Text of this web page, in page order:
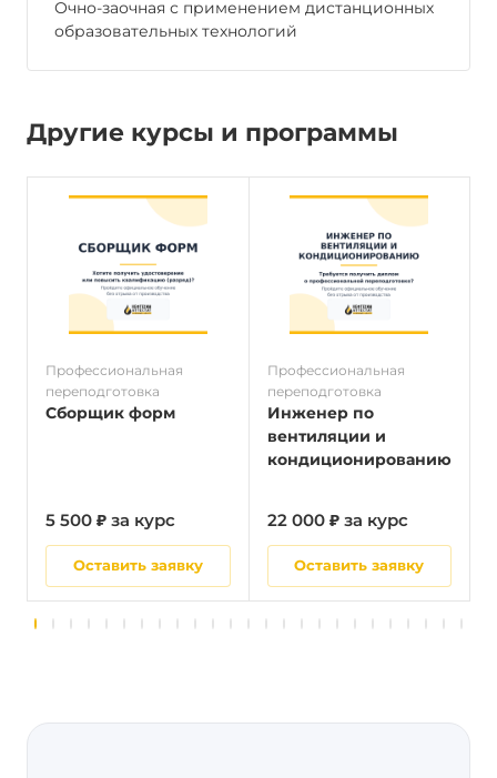
Очно-заочная с применением дистанционных
образовательных технологий
Другие курсы и программы
Профессиональная
переподготовка
Сборщик форм
5 500 ₽ за курс
Оставить заявку
Профессиональная
переподготовка
Инженер по
вентиляции и
кондиционированию
22 000 ₽ за курс
Оставить заявку